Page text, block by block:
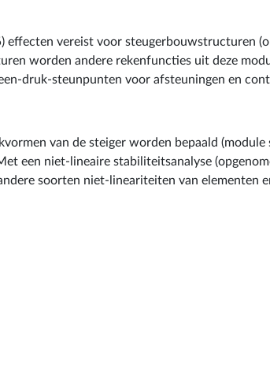
effecten vereist voor steugerbouwstructuren
worden andere rekenfuncties uit deze
druk-steunpunten voor afsteuningen en
van de steiger worden bepaald (module
een niet-lineaire stabiliteitsanalyse
soorten niet-lineariteiten van elementen